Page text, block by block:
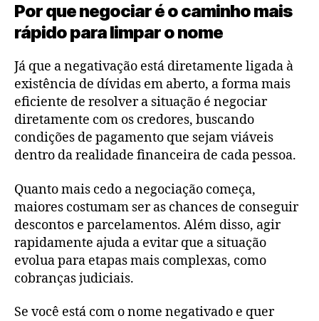
Por que negociar é o caminho mais
rápido para limpar o nome
Já que a negativação está diretamente ligada à
existência de dívidas em aberto, a forma mais
eficiente de resolver a situação é negociar
diretamente com os credores, buscando
condições de pagamento que sejam viáveis
dentro da realidade financeira de cada pessoa.
Quanto mais cedo a negociação começa,
maiores costumam ser as chances de conseguir
descontos e parcelamentos. Além disso, agir
rapidamente ajuda a evitar que a situação
evolua para etapas mais complexas, como
cobranças judiciais.
Se você está com o nome negativado e quer